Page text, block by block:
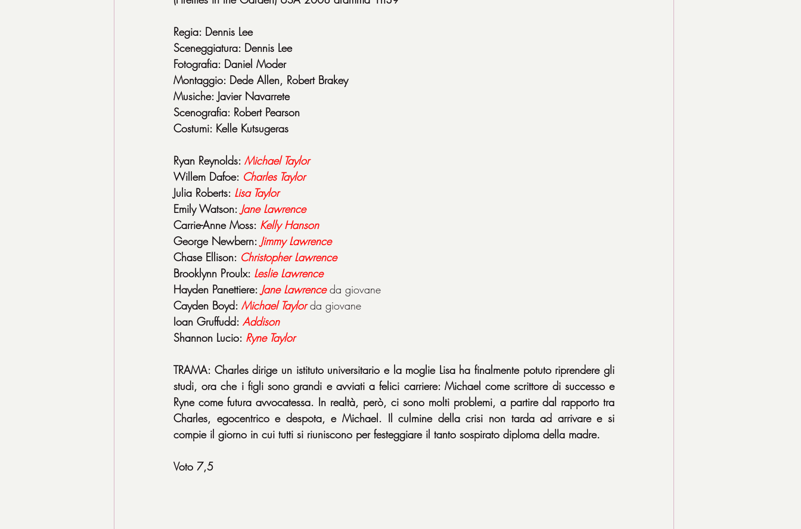
Regia: Dennis Lee
Sceneggiatura: Dennis Lee
Fotografia: Daniel Moder
Montaggio: Dede Allen, Robert Brakey
Musiche: Javier Navarrete
Scenografia: Robert Pearson
Costumi: Kelle Kutsugeras
Ryan Reynolds: Michael Taylor
Willem Dafoe: Charles Taylor
Julia Roberts: Lisa Taylor
Emily Watson: Jane Lawrence
Carrie-Anne Moss: Kelly Hanson
George Newbern: Jimmy Lawrence
Chase Ellison: Christopher Lawrence
Brooklynn Proulx: Leslie Lawrence
Hayden Panettiere: Jane Lawrence da giovane
Cayden Boyd: Michael Taylor da giovane
Ioan Gruffudd: Addison
Shannon Lucio: Ryne Taylor
TRAMA: Charles dirige un istituto universitario e la moglie Lisa ha finalmente potuto riprendere gli
studi, ora che i figli sono grandi e avviati a felici carriere: Michael come scrittore di successo e
Ryne come futura avvocatessa. In realtà, però, ci sono molti problemi, a partire dal rapporto tra
Charles, egocentrico e despota, e Michael. Il culmine della crisi non tarda ad arrivare e si
compie il giorno in cui tutti si riuniscono per festeggiare il tanto sospirato diploma della madre.
Voto 7,5